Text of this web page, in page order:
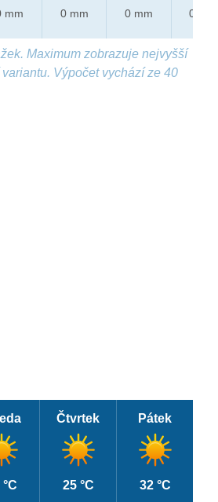
mm 0 mm 0 mm 0 mm
Maximum zobrazuje nejvyšší
Výpočet vychází ze 40
Čtvrtek
25 °C
Pátek
32 °C